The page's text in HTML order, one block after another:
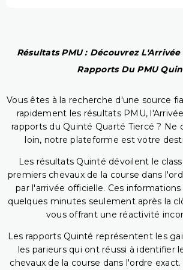
Résultats PMU : Découvrez
Rapports Du PMU
Vous êtes à la recherche d'une source
rapidement les résultats PMU,
rapports du Quinté Quarté Tiercé ? Ne
loin, notre plateforme est votre
Les résultats Quinté dévoilent le
premiers chevaux de la course dans
par l'arrivée officielle. Ces
quelques minutes seulement après la
vous offrant une réactivité
Les rapports Quinté représentent les
les parieurs qui ont réussi à identifier
chevaux de la course dans l'ordre